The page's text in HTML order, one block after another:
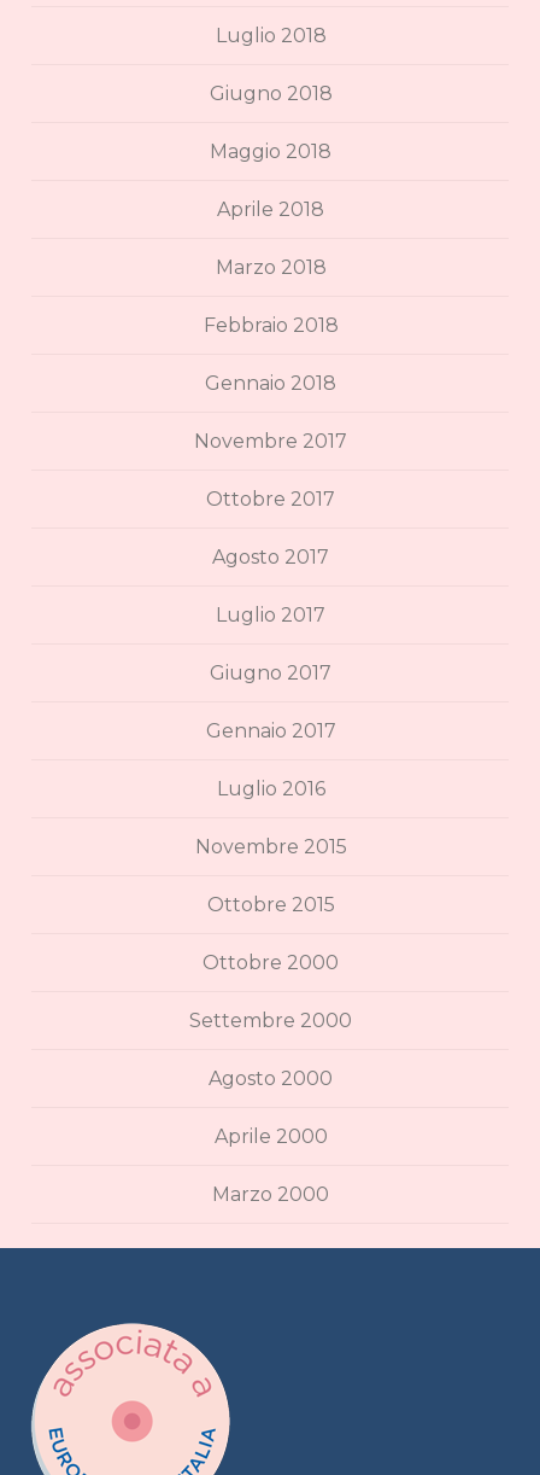
Luglio 2018
Giugno 2018
Maggio 2018
Aprile 2018
Marzo 2018
Febbraio 2018
Gennaio 2018
Novembre 2017
Ottobre 2017
Agosto 2017
Luglio 2017
Giugno 2017
Gennaio 2017
Luglio 2016
Novembre 2015
Ottobre 2015
Ottobre 2000
Settembre 2000
Agosto 2000
Aprile 2000
Marzo 2000